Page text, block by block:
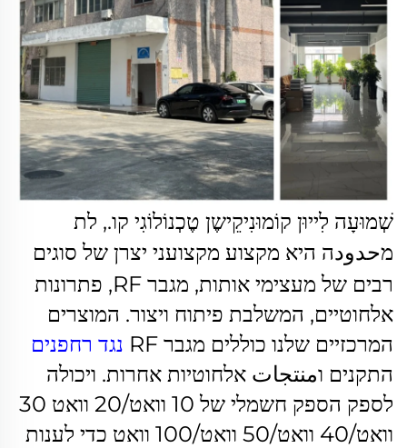
שְׁמוּעָה לִייוּן קוֹמוּנִיקֵישֶן טֶכְנוֹלוֹגִי קו., לת
מحدودה היא מקצוע מקצועני יצרן של סוגים
רבים של מעצימי אותות, מגבר RF, פתרונות
אלחוטיים, המשלבת פיתוח ויצור. המוצרים
המרכזיים שלנו כוללים מגבר RF
נגד רחפנים
התקנים וمنتجات אלחוטיות אחרות. ויכולה
לספק הספק חשמלי של 10 וואט/20 וואט 30
וואט/40 וואט/50 וואט/100 וואט כדי לענות